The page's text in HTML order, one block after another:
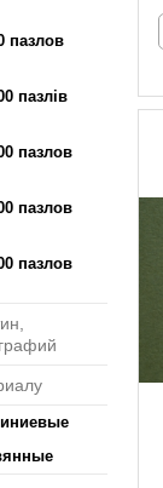
пазлов
пазлів
пазлов
пазлов
пазлов